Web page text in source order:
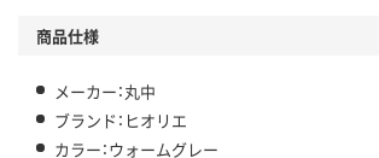
商品仕様
メーカー：丸中
ブランド：ヒオリエ
カラー：ウォームグレー